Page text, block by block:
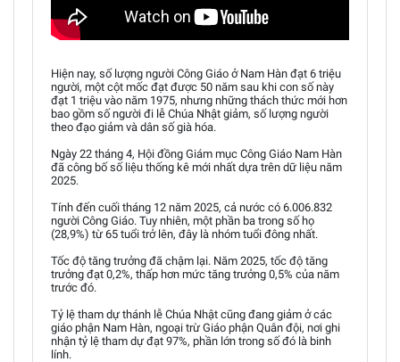
Hiện nay, số lượng người Công Giáo ở Nam Hàn đạt 6 triệu
người, một cột mốc đạt được 50 năm sau khi con số này
đạt 1 triệu vào năm 1975, nhưng những thách thức mới hơn
bao gồm số người đi lễ Chúa Nhật giảm, số lượng người
theo đạo giảm và dân số già hóa.
Ngày 22 tháng 4, Hội đồng Giám mục Công Giáo Nam Hàn
đã công bố số liệu thống kê mới nhất dựa trên dữ liệu năm
2025.
Tính đến cuối tháng 12 năm 2025, cả nước có 6.006.832
người Công Giáo. Tuy nhiên, một phần ba trong số họ
(28,9%) từ 65 tuổi trở lên, đây là nhóm tuổi đông nhất.
Tốc độ tăng trưởng đã chậm lại. Năm 2025, tốc độ tăng
trưởng đạt 0,2%, thấp hơn mức tăng trưởng 0,5% của năm
trước đó.
Tỷ lệ tham dự thánh lễ Chúa Nhật cũng đang giảm ở các
giáo phận Nam Hàn, ngoại trừ Giáo phận Quân đội, nơi ghi
nhận tỷ lệ tham dự đạt 97%, phần lớn trong số đó là binh
lính.